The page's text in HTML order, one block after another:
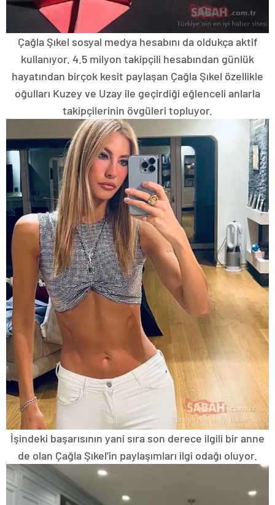
Çağla Şıkel sosyal medya hesabını da oldukça aktif
kullanıyor. 4.5 milyon takipçili hesabından günlük
hayatından birçok kesit paylaşan Çağla Şıkel özellikle
oğulları Kuzey ve Uzay ile geçirdiği eğlenceli anlarla
takipçilerinin övgüleri topluyor.
İşindeki başarısının yani sıra son derece ilgili bir anne
de olan Çağla Şıkel’in paylaşımları ilgi odağı oluyor.